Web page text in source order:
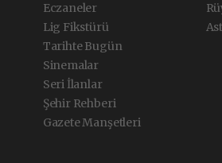
Eczaneler
Lig Fikstürü
Tarihte Bugün
Sinemalar
Seri İlanlar
Şehir Rehberi
Gazete Manşetleri